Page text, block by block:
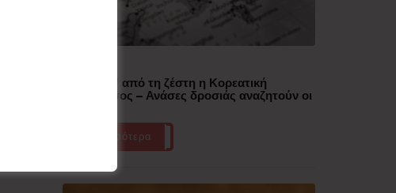
“Έλιωσε” από τη ζέστη η Κορεατική
Χερσόνησος – Ανάσες δροσιάς αναζητούν οι
Περισσότερα